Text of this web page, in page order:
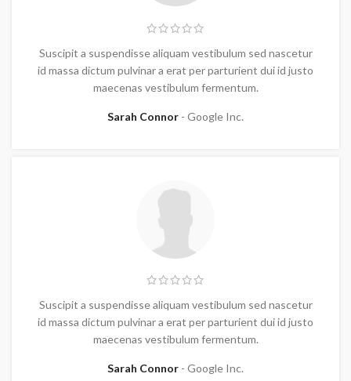
Suscipit a suspendisse aliquam vestibulum sed nascetur
id massa dictum pulvinar a erat per parturient dui id justo
maecenas vestibulum fermentum.
Sarah Connor Google Inc.
Suscipit a suspendisse aliquam vestibulum sed nascetur
id massa dictum pulvinar a erat per parturient dui id justo
maecenas vestibulum fermentum.
Sarah Connor Google Inc.